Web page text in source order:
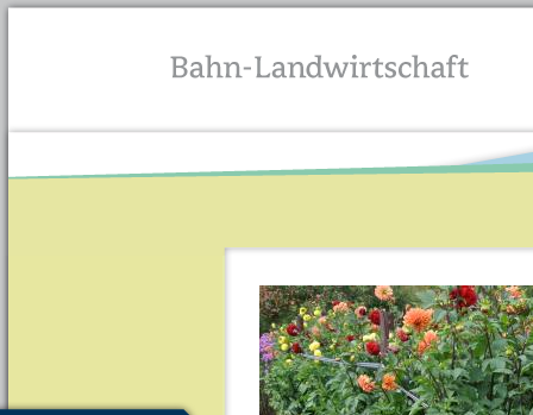
Jump to navigation